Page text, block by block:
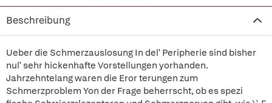
Beschreibung
Ueber die Schmerzauslosung In del' Peripherie sind bisher
nul' sehr hickenhafte Vorstellungen yorhanden.
Jahrzehntelang waren die Eror terungen zum
Schmerzproblem Yon der Frage beherrscht, ob es spezi